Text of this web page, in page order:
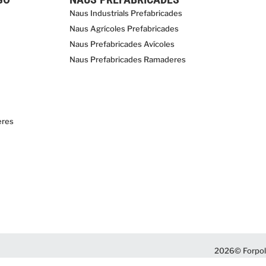
Naus Industrials Prefabricades
Naus Agrícoles Prefabricades
Naus Prefabricades Avícoles
Naus Prefabricades Ramaderes
2026© Forpol